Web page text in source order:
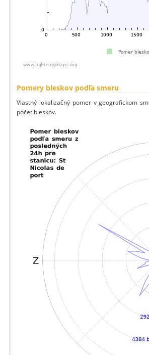
Pomery bleskov podľa smeru
Vlastný lokalizačný pomer v geografickom
počet bleskov.